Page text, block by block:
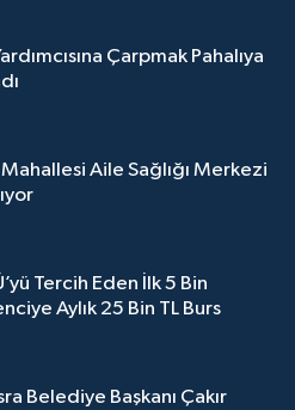
Çarpmak Pahalıya
Mahallesi Aile Sağlığı Merkezi
Tercih Eden İlk 5 Bin
Aylık 25 Bin TL Burs
Belediye Başkanı Çakır